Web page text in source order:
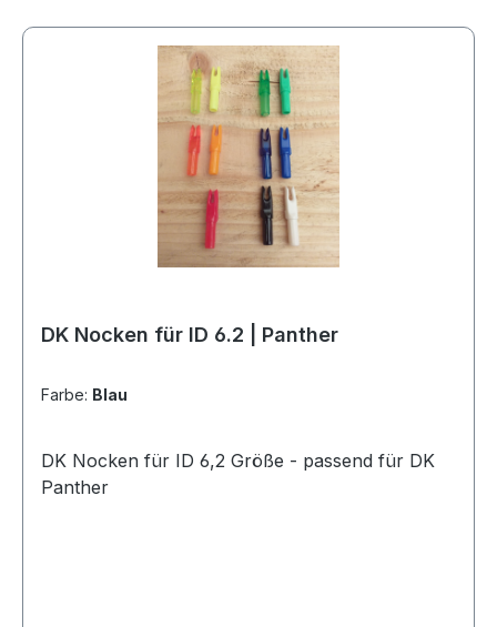
DK Nocken für ID 6.2 | Panther
Farbe: Blau
DK Nocken für ID 6,2 Größe - passend für DK
Panther